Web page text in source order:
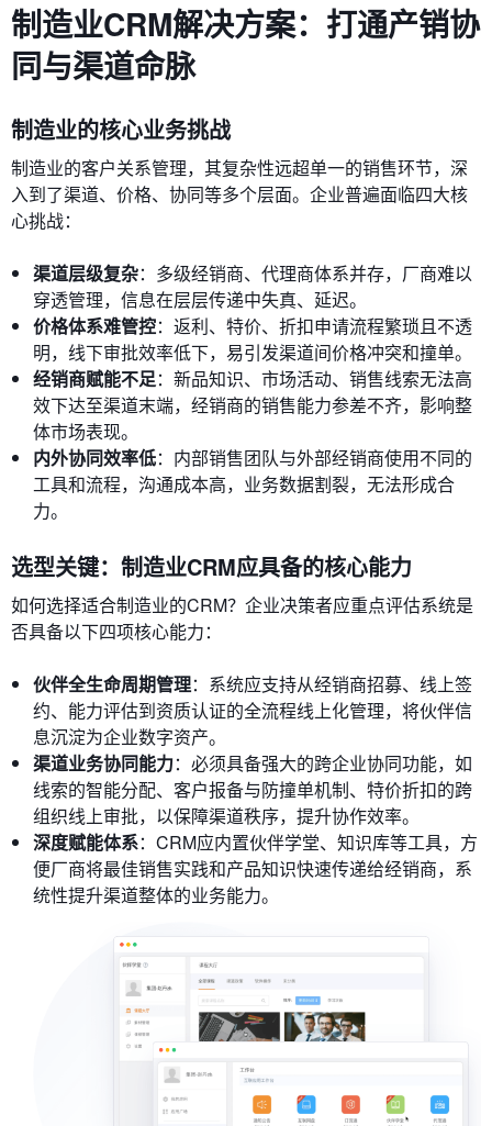
制造业CRM解决方案：打通产销协
同与渠道命脉
制造业的核心业务挑战
制造业的客户关系管理，其复杂性远超单一的销售环节，深
入到了渠道、价格、协同等多个层面。企业普遍面临四大核
心挑战：
渠道层级复杂：多级经销商、代理商体系并存，厂商难以
穿透管理，信息在层层传递中失真、延迟。
价格体系难管控：返利、特价、折扣申请流程繁琐且不透
明，线下审批效率低下，易引发渠道间价格冲突和撞单。
经销商赋能不足：新品知识、市场活动、销售线索无法高
效下达至渠道末端，经销商的销售能力参差不齐，影响整
体市场表现。
内外协同效率低：内部销售团队与外部经销商使用不同的
工具和流程，沟通成本高，业务数据割裂，无法形成合
力。
选型关键：制造业CRM应具备的核心能力
如何选择适合制造业的CRM？企业决策者应重点评估系统是
否具备以下四项核心能力：
伙伴全生命周期管理：系统应支持从经销商招募、线上签
约、能力评估到资质认证的全流程线上化管理，将伙伴信
息沉淀为企业数字资产。
渠道业务协同能力：必须具备强大的跨企业协同功能，如
线索的智能分配、客户报备与防撞单机制、特价折扣的跨
组织线上审批，以保障渠道秩序，提升协作效率。
深度赋能体系：CRM应内置伙伴学堂、知识库等工具，方
便厂商将最佳销售实践和产品知识快速传递给经销商，系
统性提升渠道整体的业务能力。